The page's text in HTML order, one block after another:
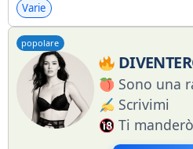
compagni
x.com/
tiktok.com/
facebook.com
Varie
popolare
Sono una
Scrivimi
Ti